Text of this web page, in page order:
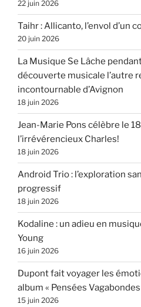
22 juin 2026
Taihr : Allicanto, l’envol d’un
20 juin 2026
La Musique Se Lâche
découverte musicale l’autre
incontournable d’Avignon
18 juin 2026
Jean-Marie Pons célèbre le
l’irrévérencieux Charles!
18 juin 2026
Android Trio : l’exploration
progressif
18 juin 2026
Kodaline : un adieu en
Young
16 juin 2026
Dupont fait voyager les
album « Pensées Vagabondes
15 juin 2026